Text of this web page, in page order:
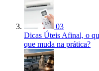
03
Dicas Úteis Afinal, o
que muda na prática?